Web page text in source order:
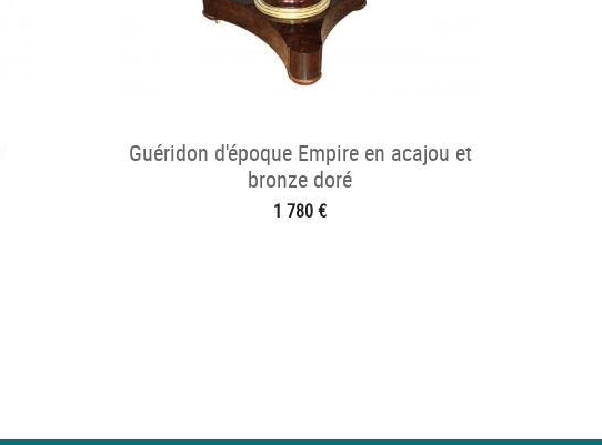
Guéridon d'époque Empire en acajou et
bronze doré
1 780 €